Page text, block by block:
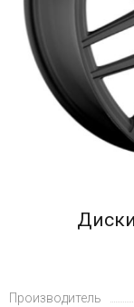
Производитель